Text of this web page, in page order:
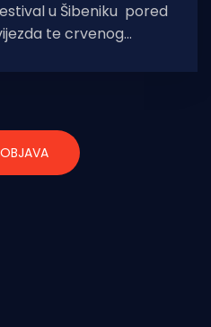
u Šibeniku pored
te crvenog